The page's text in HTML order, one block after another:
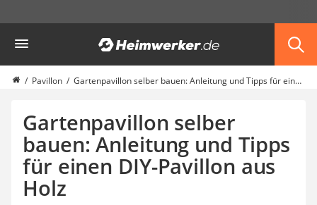
Garten
Akku-Laubsauger
Faltpavillon
Solar-Lichterkette außen
Teleskopleiter
Ameisengift
Pavillon
Sichtschutzstreifen
Pavillon Gartenpavillon selber bauen: Anleitung und Tipps für einen DIY-Pavillon aus Holz
Gartenpavillon selber
bauen: Anleitung und Tipps
für einen DIY-Pavillon aus
Holz